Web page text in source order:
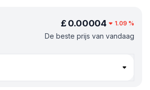
£ 0.00004 1.09 %
De beste prijs van vandaag